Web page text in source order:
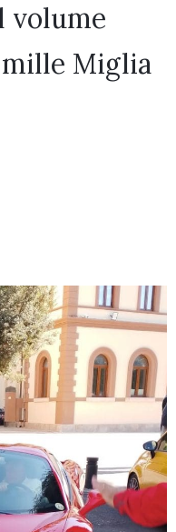
volume
Miglia